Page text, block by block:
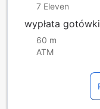
7 Eleven
wypłata gotówki
60 m
ATM